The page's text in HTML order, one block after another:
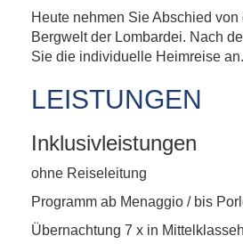
Heute nehmen Sie Abschied von
Bergwelt der Lombardei. Nach
Sie die individuelle Heimreise an.
LEISTUNGEN
Inklusivleistungen
ohne Reiseleitung
Programm ab Menaggio / bis
Übernachtung 7 x in